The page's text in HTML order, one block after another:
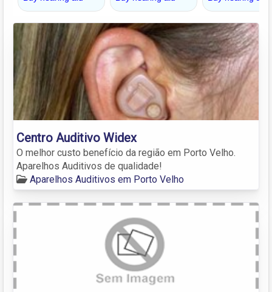
Centro Auditivo Widex
O melhor custo benefício da região em Porto Velho.
Aparelhos Auditivos de qualidade!
Aparelhos Auditivos em Porto Velho